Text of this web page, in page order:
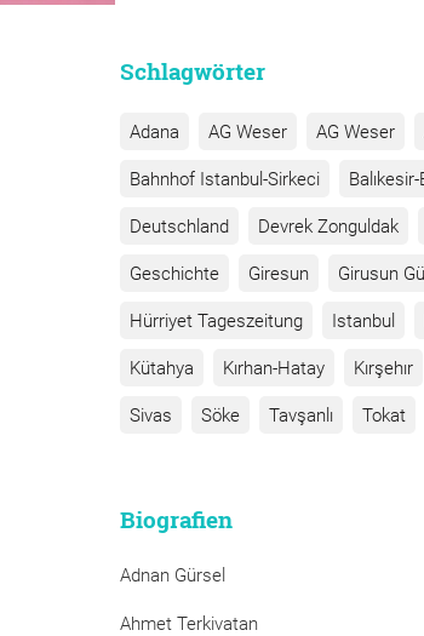
Schlagwörter
Adana AG Weser AG Weser
Bahnhof Istanbul-Sirkeci
Deutschland Devrek Zonguldak
Geschichte Giresun Girusun
Hürriyet Tageszeitung Istanbul
Kütahya Kırhan-Hatay Kırşehır
Sivas Söke Tavşanlı Tokat
Biografien
Adnan Gürsel
Ahmet Terkivatan